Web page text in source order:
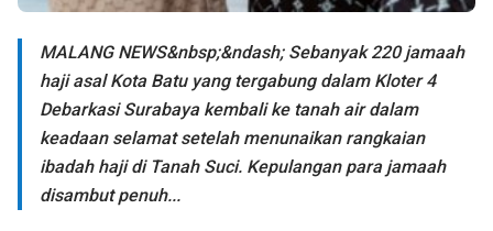
MALANG NEWS&nbsp;&ndash; Sebanyak 220 jamaah
haji asal Kota Batu yang tergabung dalam Kloter 4
Debarkasi Surabaya kembali ke tanah air dalam
keadaan selamat setelah menunaikan rangkaian
ibadah haji di Tanah Suci. Kepulangan para jamaah
disambut penuh...